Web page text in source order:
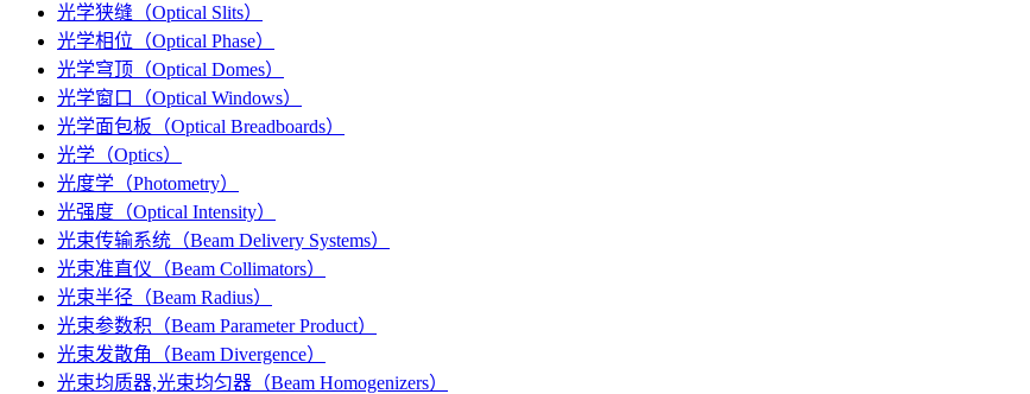
光学狭缝（Optical Slits）
光学相位（Optical Phase）
光学穹顶（Optical Domes）
光学窗口（Optical Windows）
光学面包板（Optical Breadboards）
光学（Optics）
光度学（Photometry）
光强度（Optical Intensity）
光束传输系统（Beam Delivery Systems）
光束准直仪（Beam Collimators）
光束半径（Beam Radius）
光束参数积（Beam Parameter Product）
光束发散角（Beam Divergence）
光束均质器,光束均匀器（Beam Homogenizers）